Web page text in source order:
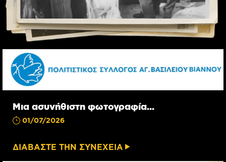
Μια ασυνήθιστη φωτογραφία…
01/07/2026
ΔΙΑΒΑΣΤΕ ΤΗΝ ΣΥΝΕΧΕΙΑ